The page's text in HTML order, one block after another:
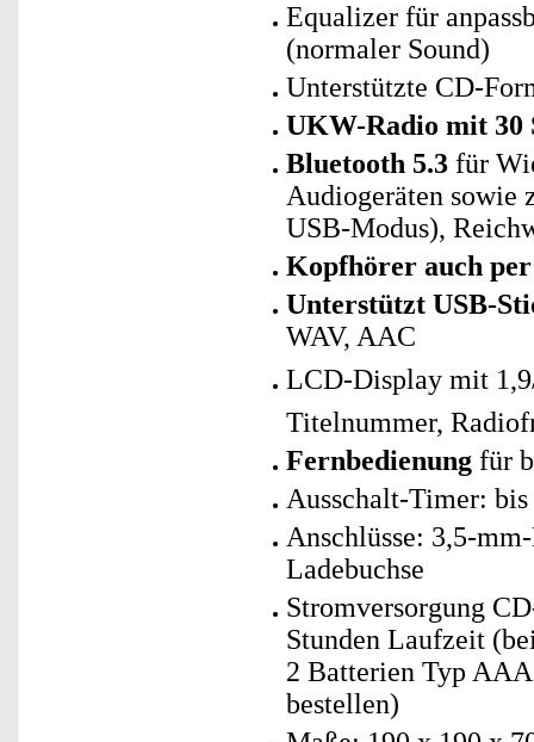
Equalizer für
(normaler Sound)
Unterstützte CD-
UKW-Radio mit 30
Bluetooth 5.3 für
Audiogeräten sowie
USB-Modus),
Kopfhörer auch
Unterstützt USB-
WAV, AAC
LCD-Display mit
Titelnummer,
Fernbedienung für
Ausschalt-Timer:
Anschlüsse: 3,5-
Ladebuchse
Stromversorgung
Stunden Laufzeit
2 Batterien Typ
bestellen)